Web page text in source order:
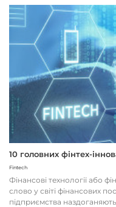
10 головних фінтех-
Fintech
Фінансові технології або
слово у світі фінансових
підприємства наздоганяють